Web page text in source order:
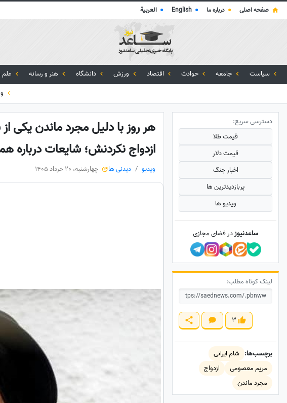
صفحه اصلی ● درباره ما ●
English
● العربية
سیاست جامعه حوادث اقتصاد ورزش دانشگاه هنر و رسانه علم
هر روز با دلیل مجرد ماندن یکی
ازدواج نکردنش؛ شایعات
ویدیو دیدنی ها چهارشنبه، 20 خرداد 1405
دسترسی سریع:
قیمت طلا
قیمت دلار
اخبار جنگ
پربازدید‌ترین ها
ویدیو ها
ساعدنیوزدر فضای مجازی
لینک کوتاه مطلب:
3
برچسب‌ها: شام ایرانی
مریم معصومی
ازدواج
مجرد ماندن